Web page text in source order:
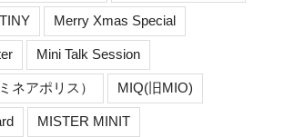
Merry Xmas Special
Mini Talk Session
ネアポリス） MIQ(旧MIO)
MISTER MINIT